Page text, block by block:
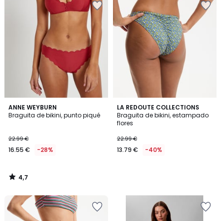
ANNE WEYBURN
Braguita de bikini, punto piqué
22.99 €
16.55 € -28%
4,7
/ 5
4,7
/
LA REDOUTE COLLECTIONS
Braguita de bikini, estampado
flores
22.99 €
13.79 € -40%